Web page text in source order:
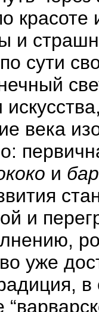
красоте
и
сути
века
и
и
уже